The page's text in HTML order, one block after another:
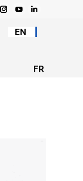
Instagram
YouTubeLinkedin
EN
FR
EN